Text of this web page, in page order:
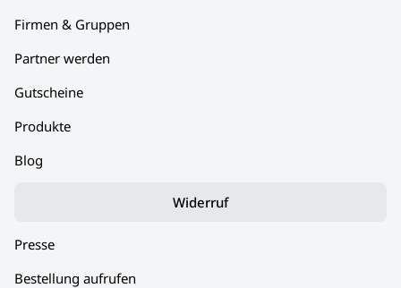
Firmen & Gruppen
Partner werden
Gutscheine
Produkte
Blog
Widerruf
Presse
Bestellung aufrufen